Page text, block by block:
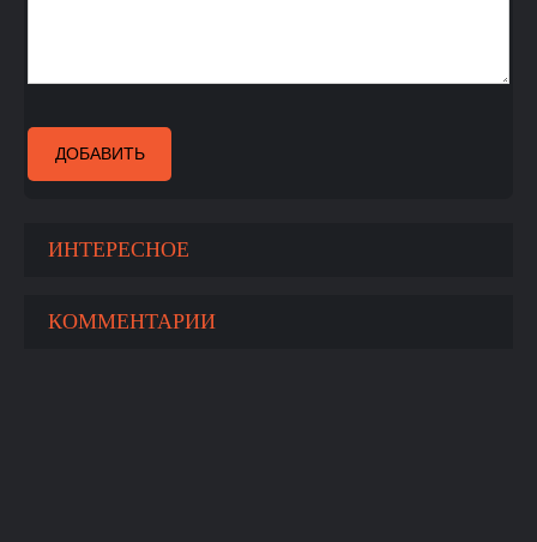
ДОБАВИТЬ
ИНТЕРЕСНОЕ
КОММЕНТАРИИ